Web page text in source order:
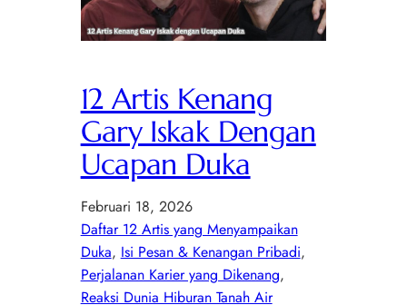
12 Artis Kenang
Gary Iskak Dengan
Ucapan Duka
Februari 18, 2026
Daftar 12 Artis yang Menyampaikan
Duka, Isi Pesan & Kenangan Pribadi
Perjalanan Karier yang Dikenang
Reaksi Dunia Hiburan Tanah Air